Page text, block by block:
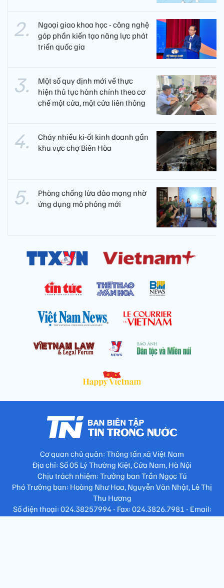
Ngoại giao khoa học - công nghệ
góp phần kiến tạo năng lực phát
triển quốc gia
Một số quy định mới về thực
hiện thủ tục hành chính theo cơ
chế một cửa, một cửa liên thông
Cháy nhiều ki-ốt kinh doanh gần
khu vực chợ Biên Hòa
Phòng chống lừa đảo mạng nhờ
ứng dụng mô phỏng mới
Cơ quan chủ quản: Thông tấn xã Việt Nam
Địa chỉ: Số 05 Lý Thường Kiệt, Cửa Nam, Hà Nội
Chịu trách nhiệm: Trưởng ban Trần Ngọc Tú
Phó Trưởng ban: Hoàng Như Hoa, Nguyễn Văn Nhật, Lê Thị
Thu Hương
Số điện thoại: 024.38257994 - Fax: 024.3826.7981 - Email:
tap.phongbien@gmail.com